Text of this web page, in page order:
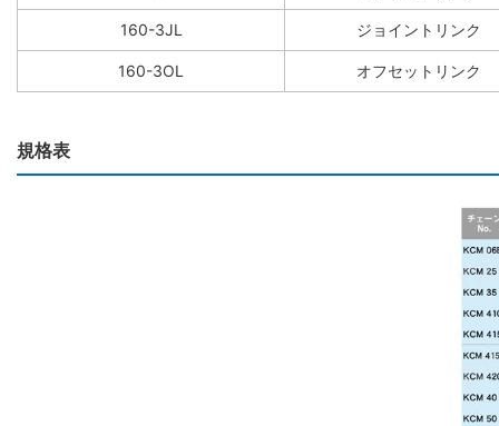
160-3JL ジョイントリンク
160-3OL オフセットリンク
規格表